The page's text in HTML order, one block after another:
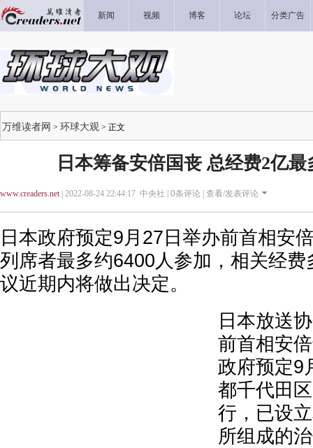
新闻 视频 博客 论坛 分类广告
万维读者网 > 环球大观 > 正文
日本筹备安倍国丧 总经费2亿最
www.creaders.net| 2022-08-24 22:44:17 中央社 | 0条评论 | 查看/发表评论
日本政府预定9月27日举办前首相安
列席者最多约6400人参加，相关经
议近期内将做出决定。
日本放送
前首相安
政府预定9
都千代田
行，已设
所组成的